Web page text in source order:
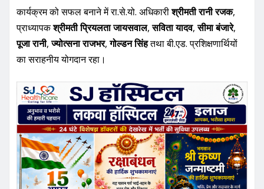
का सराहनीय योगदान रहा।